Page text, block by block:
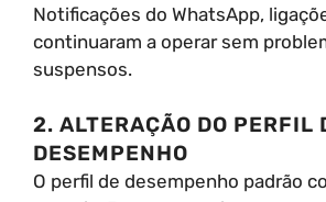
Notificações do WhatsApp,
continuaram a operar sem
suspensos.
2. ALTERAÇÃO DO PERFIL
DESEMPENHO
O perfil de desempenho padrão